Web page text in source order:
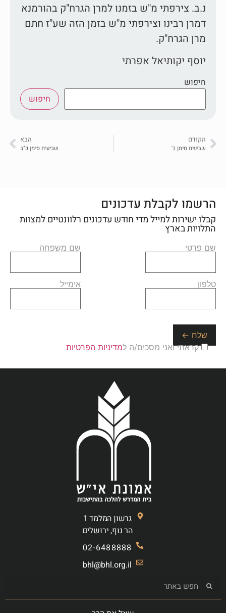
נ.ב. צירפתי מ"ש בזמנו למרן הגרח"ק בהורמנא
דמרן רבינו וצירפתי מ"ש בזמן הזה שע"ז חתם
מרן הגרח"ק.
יוסף יקותיאל אפרתי
חיפוש
חיפוש
הקודם
שביעית סימן כ'
הבא
שביעית סימן כ"ב
הרשמו לקבלת עדכונים
קבלו ישירות למייל מדי חודש עדכונים רלוונטיים למצוות
התלויות בארץ
שם פרטי שם משפחה
טלפון אימייל
קראתי ואני מסכים/ה למדיניות הפרטיות
גרשון המלמד 1
הר נוף, ירושלים
02-6488888
bhl@bhl.org.il